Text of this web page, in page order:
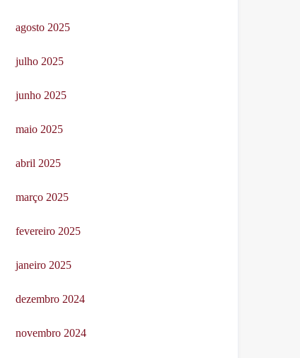
agosto 2025
julho 2025
junho 2025
maio 2025
abril 2025
março 2025
fevereiro 2025
janeiro 2025
dezembro 2024
novembro 2024